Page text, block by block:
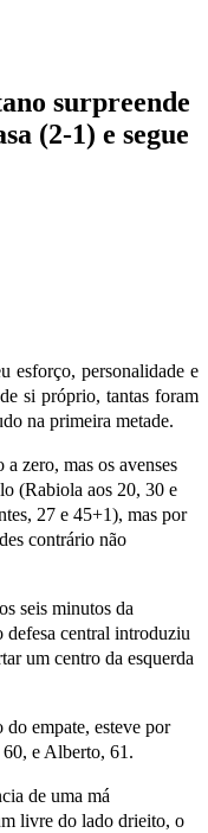
surpreende
(2-1) e segue
esforço, personalidade e
si próprio, tantas foram
na primeira metade.
zero, mas os avenses
(Rabiola aos 20, 30 e
27 e 45+1), mas por
contrário não
seis minutos da
defesa central introduziu
um centro da esquerda
empate, esteve por
e Alberto, 61.
de uma má
livre do lado drieito, o